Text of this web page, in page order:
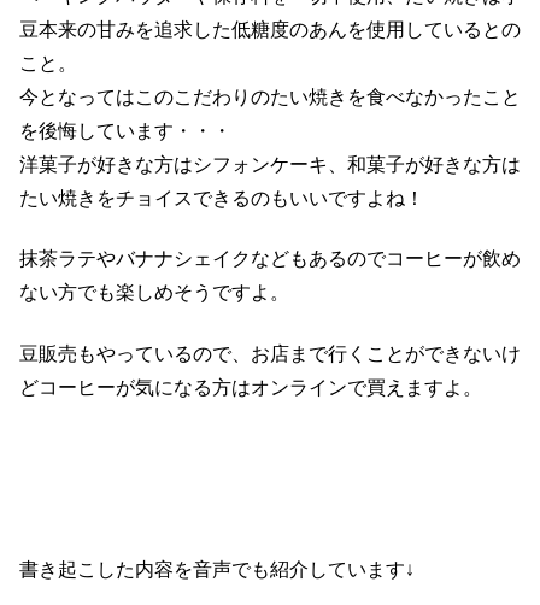
豆本来の甘みを追求した低糖度のあんを使用しているとの
こと。
今となってはこのこだわりのたい焼きを食べなかったこと
を後悔しています・・・
洋菓子が好きな方はシフォンケーキ、和菓子が好きな方は
たい焼きをチョイスできるのもいいですよね！
抹茶ラテやバナナシェイクなどもあるのでコーヒーが飲め
ない方でも楽しめそうですよ。
豆販売もやっているので、お店まで行くことができないけ
どコーヒーが気になる方はオンラインで買えますよ。
書き起こした内容を音声でも紹介しています↓